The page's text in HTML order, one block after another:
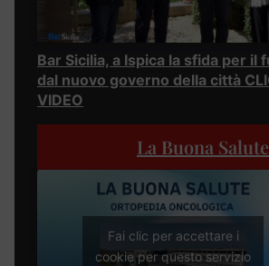
Bar Sicilia, a Ispica la sfida per il
dal nuovo governo della città
VIDEO
La Buona Salute
Fai clic per accettare i
cookie per questo servizio